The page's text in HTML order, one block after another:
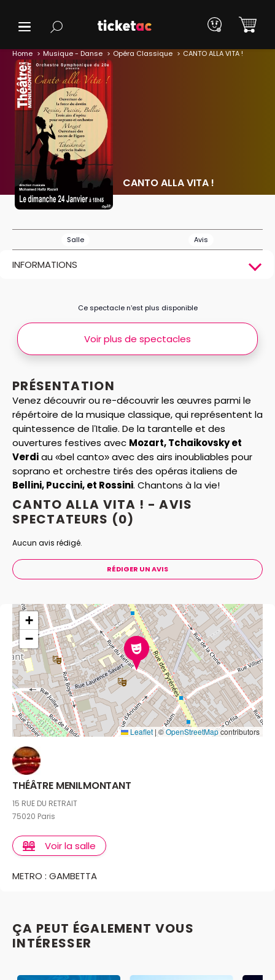
Home Musique - Danse Opéra Classique CANTO ALLA VITA !
CANTO ALLA VITA !
Salle Avis
INFORMATIONS
PRÉSENTATION
Venez découvrir ou re-découvrir les œuvres parmi le
répértoire de la musique classique, qui représentent la
quintessence de lʼItalie. De la tarantelle et des
ouvertures festives avec Mozart, Tchaikovsky et
Verdiau «bel canto» avec des airs inoubliables pour
soprano et orchestre tirés des opéras italiens de
Bellini, Puccini, et Rossini . Chantons à la vie!
Ce spectacle n’est plus disponible
Voir plus de spectacles
CANTO ALLA VITA ! - AVIS
SPECTATEURS (0)
Aucun avis rédigé.
RÉDIGER UN AVIS
+
−
Leaflet |©OpenStreetMapcontributors
THÉÂTRE MENILMONTANT
15 RUE DU RETRAIT
75020 Paris
Voir la salle
METRO : GAMBETTA
ÇA PEUT ÉGALEMENT VOUS
INTÉRESSER